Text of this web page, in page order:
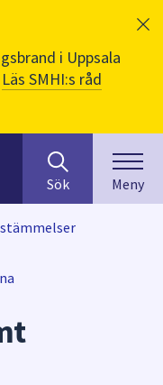
i Uppsala
Läs SMHI:s råd
efter
innehåll
på
webbplatsen.
i
Sök Meny